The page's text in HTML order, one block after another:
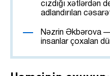
cızdığı xətlərdən
adlandırılan
Nəzrin Əkbərova
insanlar çoxalan